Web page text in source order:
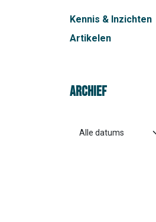
Kennis & Inzichten
Artikelen
ARCHIEF